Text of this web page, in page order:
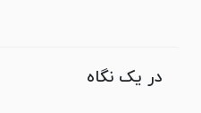
در یک نگاه